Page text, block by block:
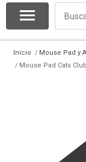
Inicio Mouse Pad y
Mouse Pad Cats Club